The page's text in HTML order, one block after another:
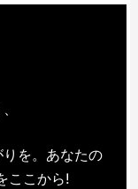
を。あなたの
ここから!